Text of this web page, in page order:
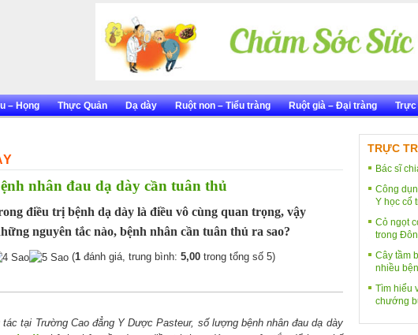
– Họng Thực Quản Dạ dày Ruột non – Tiểu tràng Ruột già – Đại tràng Trực
nhân đau dạ dày cần tuân thủ
điều trị bệnh dạ dày là điều vô cùng quan trọng, vậy
nguyên tắc nào, bệnh nhân cần tuân thủ ra sao?
(1 đánh giá, trung bình: 5,00 trong tổng số 5)
tại Trường Cao đẳng Y Dược Pasteur, số lượng bệnh nhân đau dạ dày
TRỰC
Bác sĩ
Công
Y học cổ
Cỏ ngọt
trong
Cây tầm
nhiều
Tìm hiểu
chướng